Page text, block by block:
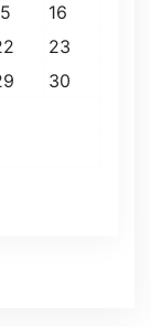
16
23
30